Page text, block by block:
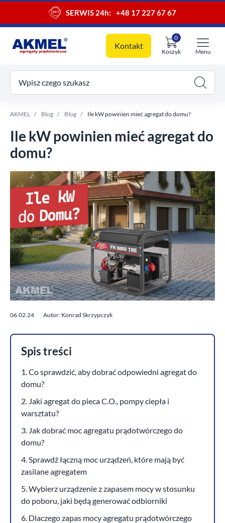
SERWIS 24h: +48 17 227 67 67
Kontakt
Koszyk
0
koszyk
Menu
Wpisz czego szukasz
AKMEL Blog Blog Ile kW powinien mieć agregat do domu?
Ile kW powinien mieć agregat do
domu?
06.02.24 Autor: Konrad Skrzypczyk
Spis treści
1. Co sprawdzić, aby dobrać odpowiedni agregat do
domu?
2. Jaki agregat do pieca C.O., pompy ciepła i
warsztatu?
3. Jak dobrać moc agregatu prądotwórczego do
domu?
4. Sprawdź łączną moc urządzeń, które mają być
zasilane agregatem
5. Wybierz urządzenie z zapasem mocy w stosunku
do poboru, jaki będą generować odbiorniki
6. Dlaczego zapas mocy agregatu prądotwórczego